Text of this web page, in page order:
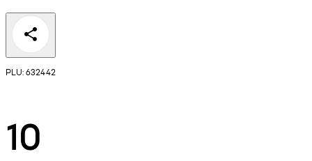
PLU: 632442
10